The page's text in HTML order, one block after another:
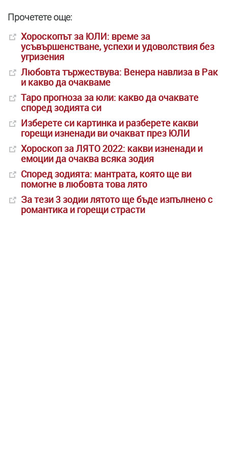
Прочетете още:
Хороскопът за ЮЛИ: време за
усъвършенстване, успехи и удоволствия без
угризения
Любовта тържествува: Венера навлиза в Рак
и какво да очакваме
Таро прогноза за юли: какво да очаквате
според зодията си
Изберете си картинка и разберете какви
горещи изненади ви очакват през ЮЛИ
Хороскоп за ЛЯТО 2022: какви изненади и
емоции да очаква всяка зодия
Според зодията: мантрата, която ще ви
помогне в любовта това лято
За тези 3 зодии лятото ще бъде изпълнено с
романтика и горещи страсти